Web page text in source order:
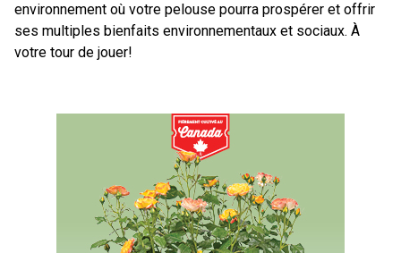
environnement où votre pelouse pourra prospérer et offrir
ses multiples bienfaits environnementaux et sociaux. À
votre tour de jouer!